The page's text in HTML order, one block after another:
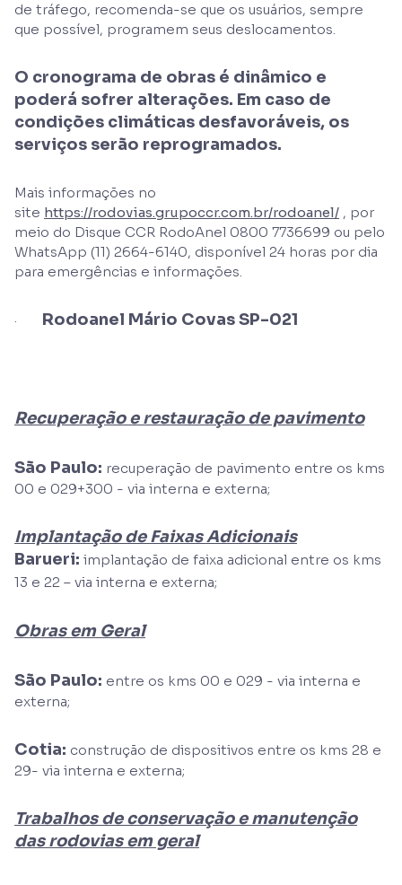
de tráfego, recomenda-se que os usuários, sempre
que possível, programem seus deslocamentos.
O cronograma de obras é dinâmico e
poderá sofrer alterações. Em caso de
condições climáticas desfavoráveis, os
serviços serão reprogramados.
Mais informações no
site https://rodovias.grupoccr.com.br/rodoanel/ , por
meio do Disque CCR RodoAnel 0800 7736699 ou pelo
WhatsApp (11) 2664-6140, disponível 24 horas por dia
para emergências e informações.
· Rodoanel Mário Covas SP-021
Recuperação e restauração de pavimento
São Paulo: recuperação de pavimento entre os kms
00 e 029+300 - via interna e externa;
Implantação de Faixas Adicionais
Barueri: implantação de faixa adicional entre os kms
13 e 22 – via interna e externa;
Obras em Geral
São Paulo: entre os kms 00 e 029 - via interna e
externa;
Cotia: construção de dispositivos entre os kms 28 e
29- via interna e externa;
Trabalhos de conservação e manutenção
das rodovias em geral